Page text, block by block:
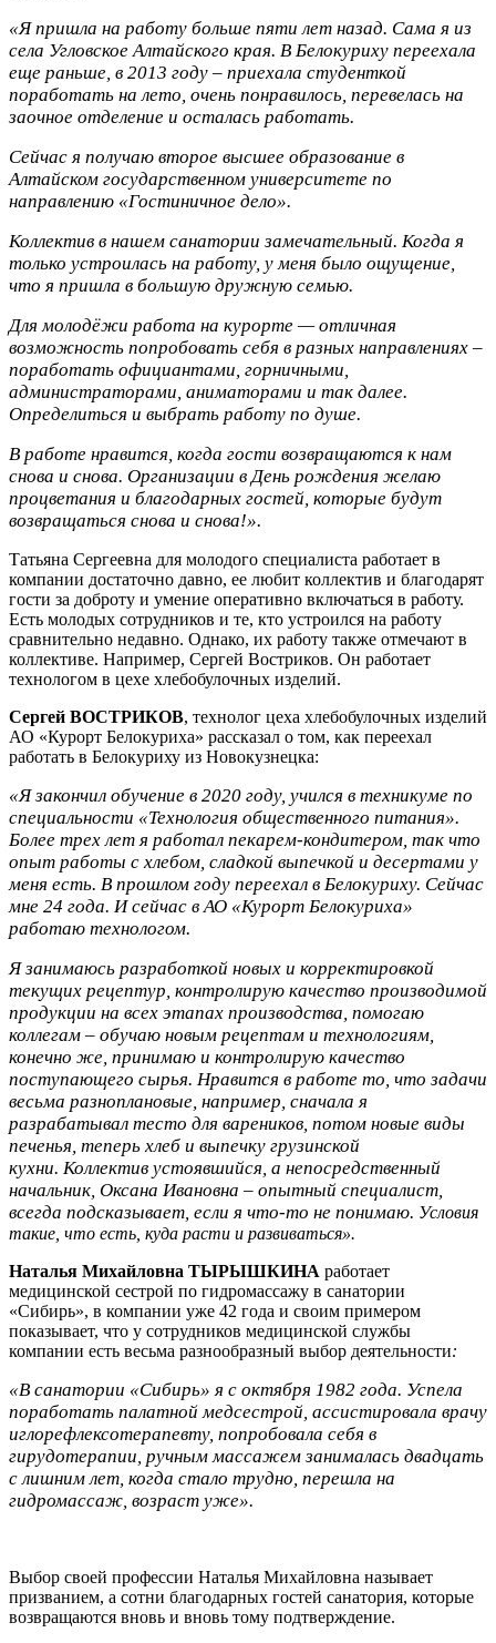
«Я пришла на работу больше пяти лет назад. Сама я из
села Угловское Алтайского края. В Белокуриху переехала
еще раньше, в 2013 году – приехала студенткой
поработать на лето, очень понравилось, перевелась на
заочное отделение и осталась работать.
Сейчас я получаю второе высшее образование в
Алтайском государственном университете по
направлению «Гостиничное дело».
Коллектив в нашем санатории замечательный. Когда я
только устроилась на работу, у меня было ощущение,
что я пришла в большую дружную семью.
Для молодёжи работа на курорте — отличная
возможность попробовать себя в разных направлениях –
поработать официантами, горничными,
администраторами, аниматорами и так далее.
Определиться и выбрать работу по душе.
В работе нравится, когда гости возвращаются к нам
снова и снова. Организации в День рождения желаю
процветания и благодарных гостей, которые будут
возвращаться снова и снова!».
Татьяна Сергеевна для молодого специалиста работает в
компании достаточно давно, ее любит коллектив и благодарят
гости за доброту и умение оперативно включаться в работу.
Есть молодых сотрудников и те, кто устроился на работу
сравнительно недавно. Однако, их работу также отмечают в
коллективе. Например, Сергей Востриков. Он работает
технологом в цехе хлебобулочных изделий.
Сергей ВОСТРИКОВ, технолог цеха хлебобулочных изделий
АО «Курорт Белокуриха» рассказал о том, как переехал
работать в Белокуриху из Новокузнецка:
«Я закончил обучение в 2020 году, учился в техникуме по
специальности «Технология общественного питания».
Более трех лет я работал пекарем-кондитером, так что
опыт работы с хлебом, сладкой выпечкой и десертами у
меня есть. В прошлом году переехал в Белокуриху. Сейчас
мне 24 года. И сейчас в АО «Курорт Белокуриха»
работаю технологом.
Я занимаюсь разработкой новых и корректировкой
текущих рецептур, контролирую качество производимой
продукции на всех этапах производства, помогаю
коллегам – обучаю новым рецептам и технологиям,
конечно же, принимаю и контролирую качество
поступающего сырья. Нравится в работе то, что задачи
весьма разноплановые, например, сначала я
разрабатывал тесто для вареников, потом новые виды
печенья, теперь хлеб и выпечку грузинской
кухни. Коллектив устоявшийся, а непосредственный
начальник, Оксана Ивановна – опытный специалист,
всегда подсказывает, если я что-то не понимаю. Условия
такие, что есть, куда расти и развиваться».
Наталья Михайловна ТЫРЫШКИНА работает
медицинской сестрой по гидромассажу в санатории
«Сибирь», в компании уже 42 года и своим примером
показывает, что у сотрудников медицинской службы
компании есть весьма разнообразный выбор деятельности:
«В санатории «Сибирь» я с октября 1982 года. Успела
поработать палатной медсестрой, ассистировала врачу
иглорефлексотерапевту, попробовала себя в
гирудотерапии, ручным массажем занималась двадцать
с лишним лет, когда стало трудно, перешла на
гидромассаж, возраст уже».
Выбор своей профессии Наталья Михайловна называет
призванием, а сотни благодарных гостей санатория, которые
возвращаются вновь и вновь тому подтверждение.